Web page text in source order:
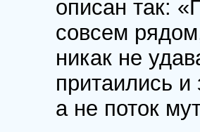
описан так:
совсем
никак не
притаились
а не поток